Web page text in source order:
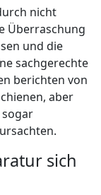
nicht
Überraschung
und die
sachgerechte
berichten von
aber
sich